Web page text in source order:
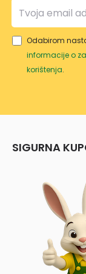
Odabirom
informacije o
korištenja.
SIGURNA